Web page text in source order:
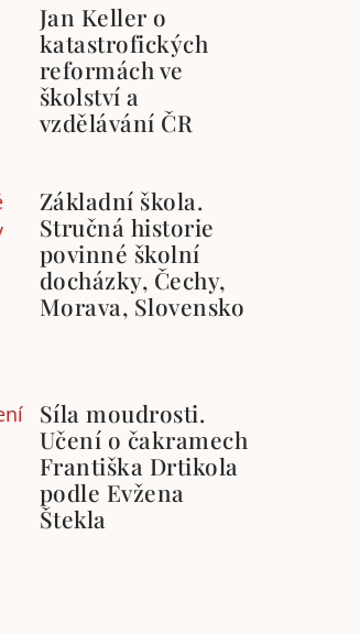
Jan Keller o
katastrofických
reformách ve
školství a
vzdělávání ČR
Základní škola.
Stručná historie
povinné školní
docházky, Čechy,
Morava, Slovensko
Síla moudrosti.
Učení o čakramech
Františka Drtikola
podle Evžena
Štekla